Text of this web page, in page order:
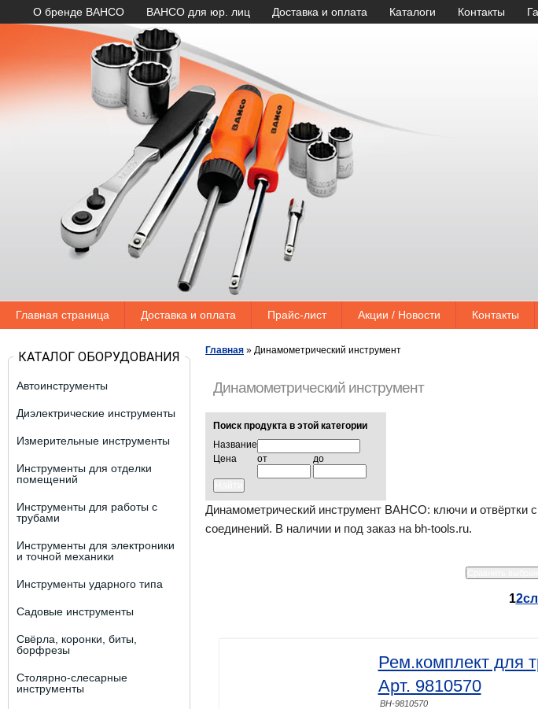
О бренде BAHCO BAHCO для юр. лиц Доставка и оплата Каталоги Контакты
Главная страница Доставка и оплата Прайс-лист Акции / Новости Контакты
КАТАЛОГ ОБОРУДОВАНИЯ
Автоинструменты
Диэлектрические инструменты
Измерительные инструменты
Инструменты для отделки
помещений
Инструменты для работы с
трубами
Инструменты для электроники
и точной механики
Инструменты ударного типа
Садовые инструменты
Свёрла, коронки, биты,
борфрезы
Столярно-слесарные
инструменты
Главная » Динамометрический инструмент
Динамометрический инструмент
Поиск продукта в этой категории
Название
Цена
от до
Динамометрический инструмент BAHCO: ключи и отвёртки
соединений. В наличии и под заказ на bh-tools.ru.
12
Рем.комплект для
Арт. 9810570
BH-9810570